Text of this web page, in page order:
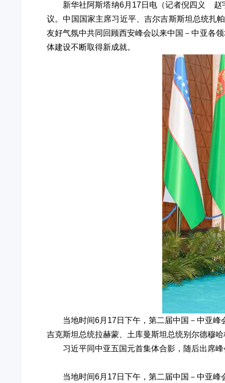
新华社阿斯塔纳6月17日电（记者倪四义 赵
议。中国国家主席习近平、吉尔吉斯斯坦总统扎
友好气氛中共同回顾西安峰会以来中国－中亚各
体建设不断取得新成就。
当地时间6月17日下午，第二届中国－中亚
吉克斯坦总统拉赫蒙、土库曼斯坦总统别尔德穆
习近平同中亚五国元首集体合影，随后出席
当地时间6月17日下午，第二届中国－中亚